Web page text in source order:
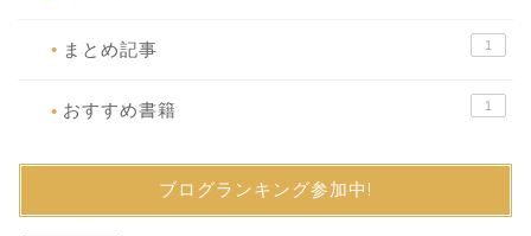
● まとめ記事 1
● おすすめ書籍 1
ブログランキング参加中!